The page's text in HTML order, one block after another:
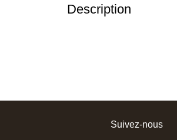
Description
Suivez-nous